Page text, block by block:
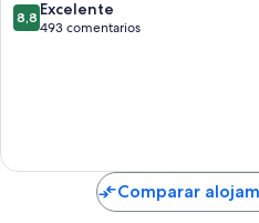
8.8
sobre
8,8 Excelente
493 comentarios
Comparar